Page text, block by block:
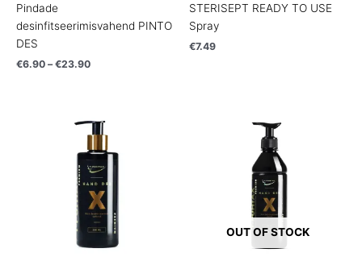
Pindade
desinfitseerimisvahend PINTO
DES
€6.90 – €23.90
STERISEPT READY TO USE
Spray
€7.49
OUT OF STOCK